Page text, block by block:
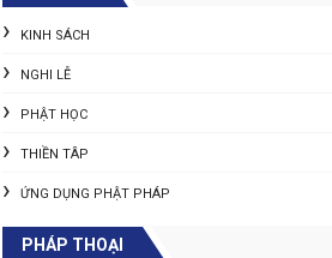
KINH SÁCH
NGHI LỄ
PHẬT HỌC
THIỀN TÂP
ỨNG DỤNG PHẬT PHÁP
PHÁP THOẠI